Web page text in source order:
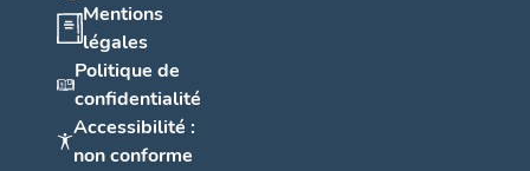
Mentions
légales
Politique de
confidentialité
Accessibilité :
non conforme